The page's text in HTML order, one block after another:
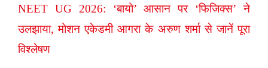
NEET UG 2026: ‘बायो’ आसान पर ‘फिजिक्स’ ने
उलझाया, मोशन एकेडमी आगरा के अरुण शर्मा से जानें पूरा
विश्लेषण